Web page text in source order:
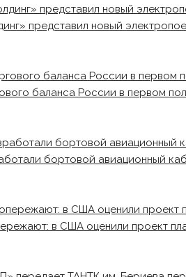
представил новый
баланса России в первом
бортовой авиационный
в США оценили проект